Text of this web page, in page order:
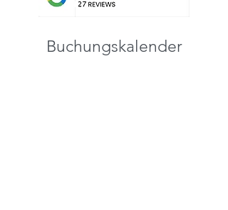
Buchungskalender